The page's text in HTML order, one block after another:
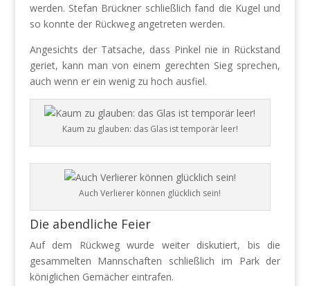
werden. Stefan Brückner schließlich fand die Kugel und
so konnte der Rückweg angetreten werden.
Angesichts der Tatsache, dass Pinkel nie in Rückstand
geriet, kann man von einem gerechten Sieg sprechen,
auch wenn er ein wenig zu hoch ausfiel.
Kaum zu glauben: das Glas ist temporär leer!
Auch Verlierer können glücklich sein!
Die abendliche Feier
Auf dem Rückweg wurde weiter diskutiert, bis die
gesammelten Mannschaften schließlich im Park der
königlichen Gemächer eintrafen.